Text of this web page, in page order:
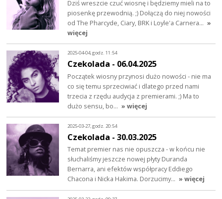
Dziś wreszcie czuć wiosnę i będziemy mieli na to
piosenkę przewodnią. ;) Dołączą do niej nowości
od The Pharcyde, Ciary, BRK i Loyle'a Carnera… »
więcej
2025-04-04, godz. 11:54
Czekolada - 06.04.2025
Początek wiosny przynosi dużo nowości - nie ma
co się temu sprzeciwiać i dlatego przed nami
trzecia z rzędu audycja z premierami. ;) Ma to
dużo sensu, bo… » więcej
2025-03-27, godz. 20:54
Czekolada - 30.03.2025
Temat premier nas nie opuszcza - w końcu nie
słuchaliśmy jeszcze nowej płyty Duranda
Bernarra, ani efektów współpracy Eddiego
Chacona i Nicka Hakima. Dorzucimy… » więcej